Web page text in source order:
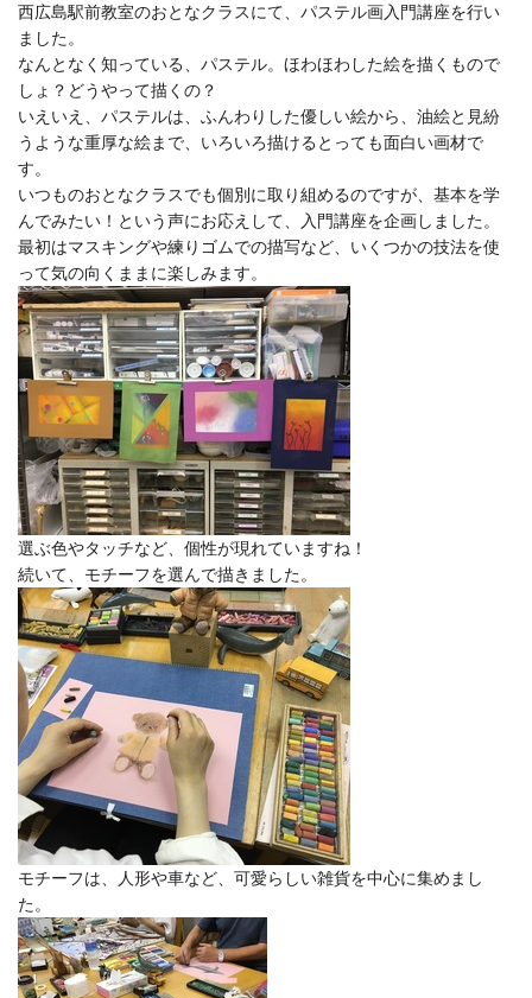
西広島駅前教室のおとなクラスにて、パステル画入門講座を行い
ました。
なんとなく知っている、パステル。ほわほわした絵を描くもので
しょ？どうやって描くの？
いえいえ、パステルは、ふんわりした優しい絵から、油絵と見紛
うような重厚な絵まで、いろいろ描けるとっても面白い画材で
す。
いつものおとなクラスでも個別に取り組めるのですが、基本を学
んでみたい！という声にお応えして、入門講座を企画しました。
最初はマスキングや練りゴムでの描写など、いくつかの技法を使
って気の向くままに楽しみます。
選ぶ色やタッチなど、個性が現れていますね！
続いて、モチーフを選んで描きました。
モチーフは、人形や車など、可愛らしい雑貨を中心に集めまし
た。